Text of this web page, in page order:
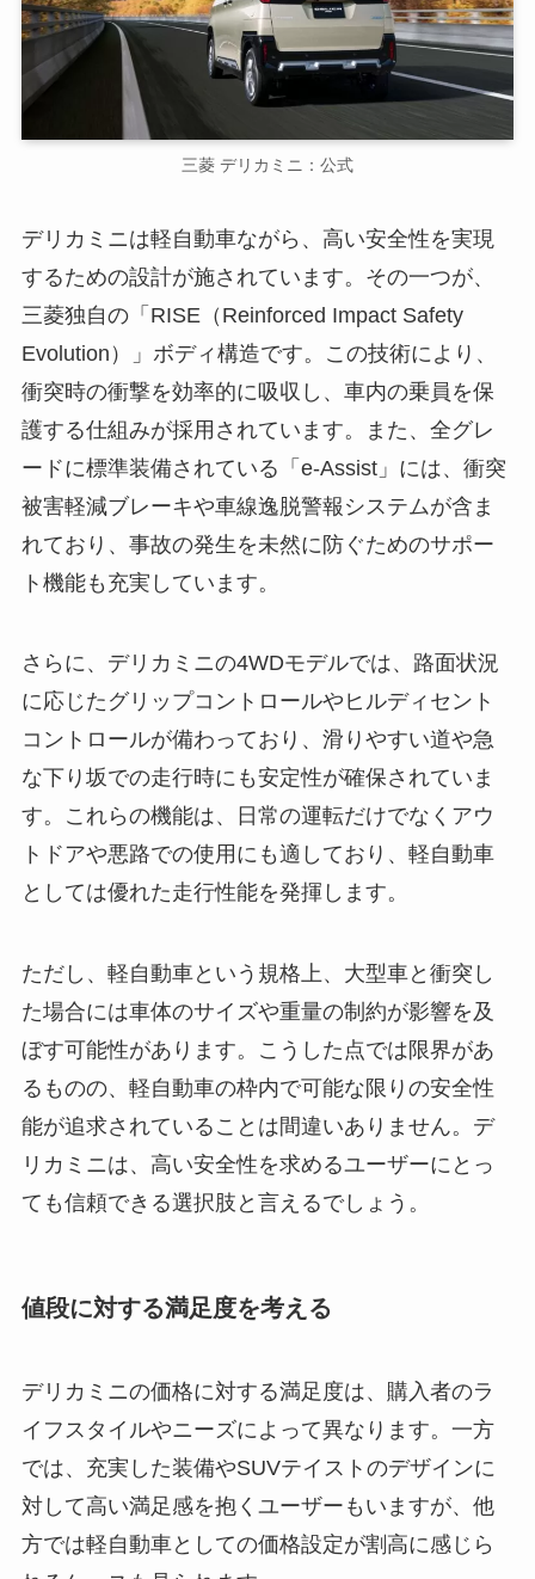
三菱 デリカミニ：公式
デリカミニは軽自動車ながら、高い安全性を実現
するための設計が施されています。その一つが、
三菱独自の「RISE（Reinforced Impact Safety
Evolution）」ボディ構造です。この技術により、
衝突時の衝撃を効率的に吸収し、車内の乗員を保
護する仕組みが採用されています。また、全グレ
ードに標準装備されている「e-Assist」には、衝突
被害軽減ブレーキや車線逸脱警報システムが含ま
れており、事故の発生を未然に防ぐためのサポー
ト機能も充実しています。
さらに、デリカミニの4WDモデルでは、路面状況
に応じたグリップコントロールやヒルディセント
コントロールが備わっており、滑りやすい道や急
な下り坂での走行時にも安定性が確保されていま
す。これらの機能は、日常の運転だけでなくアウ
トドアや悪路での使用にも適しており、軽自動車
としては優れた走行性能を発揮します。
ただし、軽自動車という規格上、大型車と衝突し
た場合には車体のサイズや重量の制約が影響を及
ぼす可能性があります。こうした点では限界があ
るものの、軽自動車の枠内で可能な限りの安全性
能が追求されていることは間違いありません。デ
リカミニは、高い安全性を求めるユーザーにとっ
ても信頼できる選択肢と言えるでしょう。
値段に対する満足度を考える
デリカミニの価格に対する満足度は、購入者のラ
イフスタイルやニーズによって異なります。一方
では、充実した装備やSUVテイストのデザインに
対して高い満足感を抱くユーザーもいますが、他
方では軽自動車としての価格設定が割高に感じら